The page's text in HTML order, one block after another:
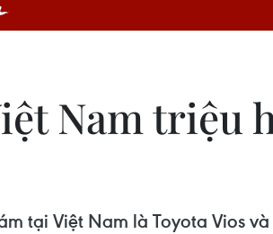
Nam triệu
tại Việt Nam là Toyota Vios